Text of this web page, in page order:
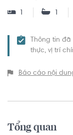
1 1
Thông tin
thực, vị trí
Báo cáo nội
Tổng quan